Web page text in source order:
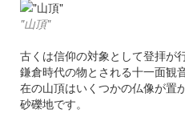
"山頂"
古くは信仰の対象として登拝が
鎌倉時代の物とされる十一面観
在の山頂はいくつかの仏像が置
砂礫地です。